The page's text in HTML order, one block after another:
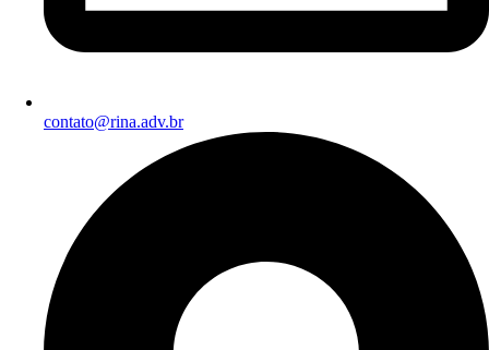
contato@rina.adv.br